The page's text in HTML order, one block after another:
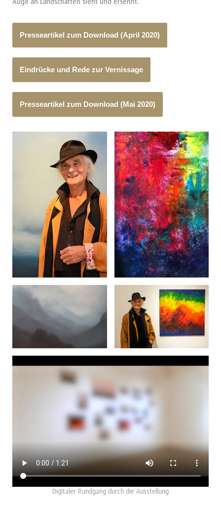
Auge an Landschaften sieht und ersehnt.
Presseartikel zum Download (April 2020)
Eindrücke und Rede zur Vernissage
Presseartikel zum Download (Mai 2020)
Digitaler Rundgang durch die Ausstellung